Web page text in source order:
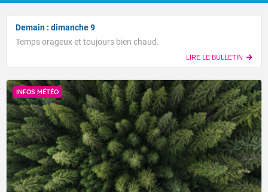
Demain : dimanche 9
Temps orageux et toujours bien chaud.
LIRE LE BULLETIN
INFOS MÉTÉO